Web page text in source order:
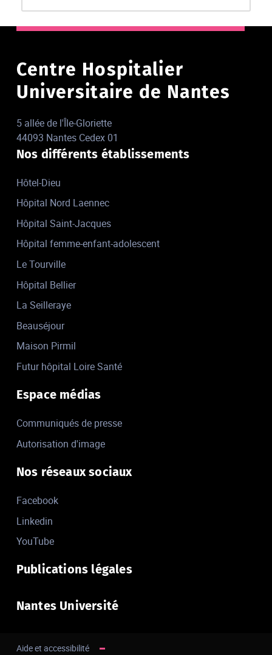
Centre Hospitalier
Universitaire de Nantes
5 allée de l'Île-Gloriette
44093 Nantes Cedex 01
Nos différents établissements
Hôtel-Dieu
Hôpital Nord Laennec
Hôpital Saint-Jacques
Hôpital femme-enfant-adolescent
Le Tourville
Hôpital Bellier
La Seilleraye
Beauséjour
Maison Pirmil
Futur hôpital Loire Santé
Espace médias
Communiqués de presse
Autorisation d'image
Nos réseaux sociaux
Facebook
Linkedin
YouTube
Publications légales
Nantes Université
Aide et accessibilité